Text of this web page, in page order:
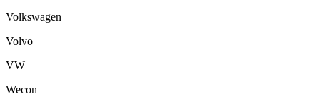
Volkswagen
Volvo
VW
Wecon